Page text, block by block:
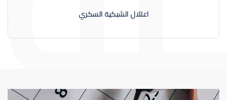
اعتلال الشبكية السكري